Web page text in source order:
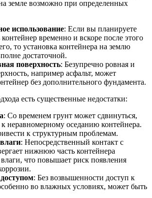
земле возможно при определенных
использование: Если вы планируете
контейнер временно и вскоре после этого
то установка контейнера на землю
достаточной.
поверхность: Безупречно ровная и
например асфальт, может
без дополнительного фундамента.
есть существенные недостатки:
: Со временем грунт может сдвинуться,
к неравномерному оседанию контейнера.
к структурным проблемам.
: Непосредственный контакт с
нижнюю часть контейнера
что повышает риск появления
: Без возвышенности доступ к
во влажных условиях, может быть